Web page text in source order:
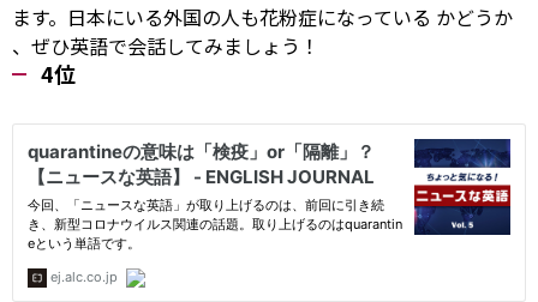
ます。日本にいる外国の人も花粉症になっている かどうか
、ぜひ英語で会話してみましょう！
4位